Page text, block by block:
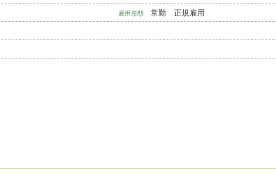
雇用形態 常勤 正規雇用